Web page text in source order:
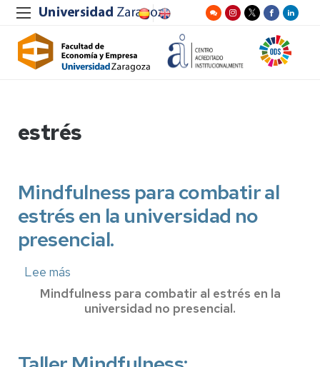
estrés
Mindfulness para combatir al
estrés en la universidad no
presencial.
Lee más
Mindfulness
para
combatir
en
Mindfulness para combatir al estrés en la
universidad no presencial.